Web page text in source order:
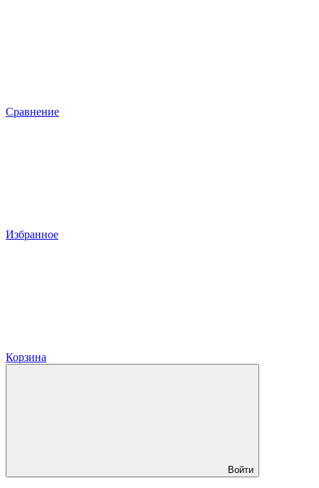
Сравнение
Избранное
Корзина
Войти